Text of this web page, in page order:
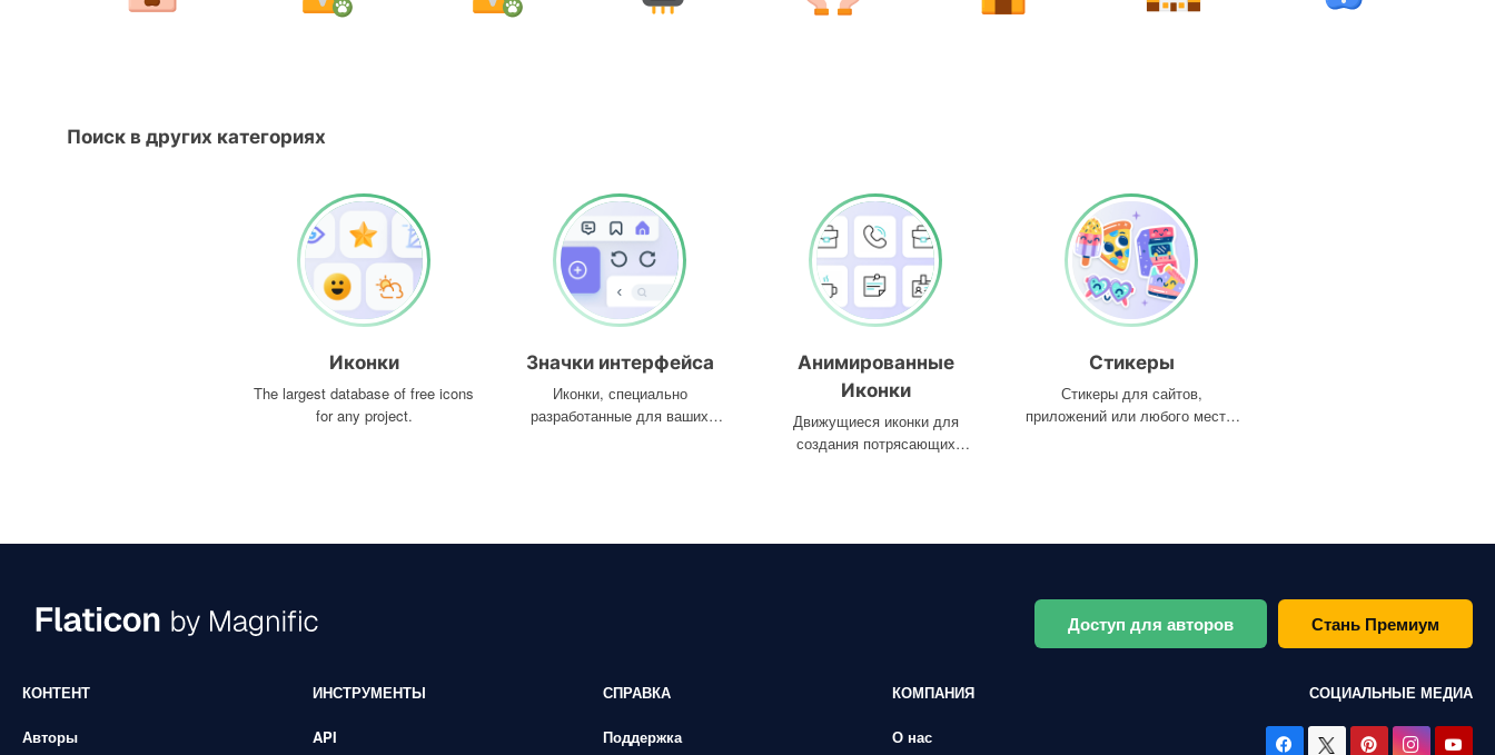
Поиск в других категориях
Иконки
The largest database of free icons
for any project.
Значки интерфейса
Иконки, специально
разработанные для ваших
Анимированные
Иконки
Движущиеся иконки для
создания потрясающих
Стикеры
Стикеры для сайтов,
приложений или любого места,
Доступ для авторов Стань Премиум
КОНТЕНТ
Авторы
ИНСТРУМЕНТЫ
API
СПРАВКА
Поддержка
КОМПАНИЯ
О нас
СОЦИАЛЬНЫЕ МЕДИА